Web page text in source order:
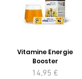
Vitamine Energie
Booster
Cena
14,95 €